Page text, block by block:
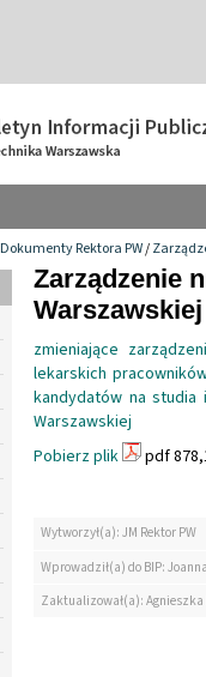
Dokumenty Rektora PW/
Zarządzenie
zmieniające
lekarskich
kandydatów na
Warszawskiej
Pobierz plik
pdf
Wytworzył(a): JM Rektor PW
Wprowadził(a) do BIP:
Zaktualizował(a): Agnieszka